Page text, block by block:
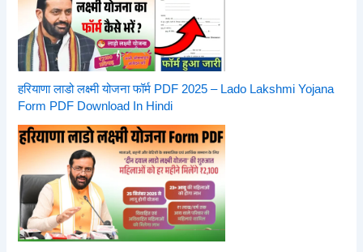
हरियाणा लाडो लक्ष्मी योजना फॉर्म PDF 2025 – Lado Lakshmi Yojana
Form PDF Download In Hindi